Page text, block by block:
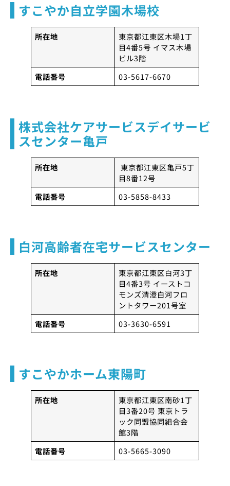
すこやか自立学園木場校
所在地
東京都江東区木場1丁
目4番5号 イマス木場
ビル3階
電話番号
03-5617-6670
株式会社ケアサービスデイサービ
スセンター亀戸
所在地
東京都江東区亀戸5丁
目8番12号
電話番号
03-5858-8433
白河高齢者在宅サービスセンター
所在地
東京都江東区白河3丁
目4番3号 イーストコ
モンズ清澄白河フロ
ントタワー201号室
電話番号
03-3630-6591
すこやかホーム東陽町
所在地
東京都江東区南砂1丁
目3番20号 東京トラ
ック同盟協同組合会
館3階
電話番号
03-5665-3090